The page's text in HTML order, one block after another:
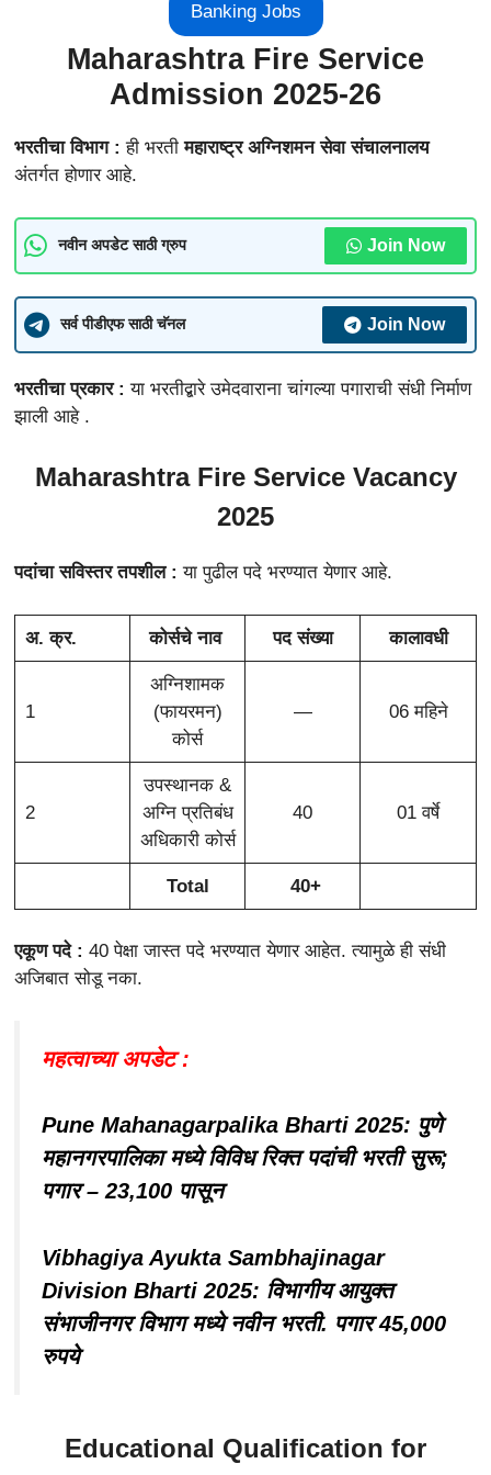
Banking Jobs
Maharashtra Fire Service
Admission 2025-26
भरतीचा विभाग :ही भरतीमहाराष्ट्र अग्निशमन सेवा संचालनालय
अंतर्गत होणार आहे.
नवीन अपडेट साठी ग्रुप Join Now
सर्व पीडीएफ साठी चॅनल Join Now
भरतीचा प्रकार :या भरतीद्बारे उमेदवाराना चांगल्या पगाराची संधी निर्माण
झाली आहे .
Maharashtra Fire Service Vacancy
2025
पदांचा सविस्तर तपशील : या पुढील पदे भरण्यात येणार आहे.
अ. क्र. कोर्सचे नाव पद संख्या कालावधी
1
अग्निशामक
(फायरमन)
कोर्स
— 06 महिने
2
उपस्थानक &
अग्नि प्रतिबंध
अधिकारी कोर्स
40 01 वर्षे
Total 40+
एकूण पदे : 40 पेक्षा जास्त पदे भरण्यात येणार आहेत. त्यामुळे ही संधी
अजिबात सोडू नका.
महत्वाच्या अपडेट :
Pune Mahanagarpalika Bharti 2025: पुणे
महानगरपालिका मध्ये विविध रिक्त पदांची भरती सुरू;
पगार – 23,100 पासून
Vibhagiya Ayukta Sambhajinagar
Division Bharti 2025: विभागीय आयुक्त
संभाजीनगर विभाग मध्ये नवीन भरती. पगार 45,000
रुपये
Educational Qualification for